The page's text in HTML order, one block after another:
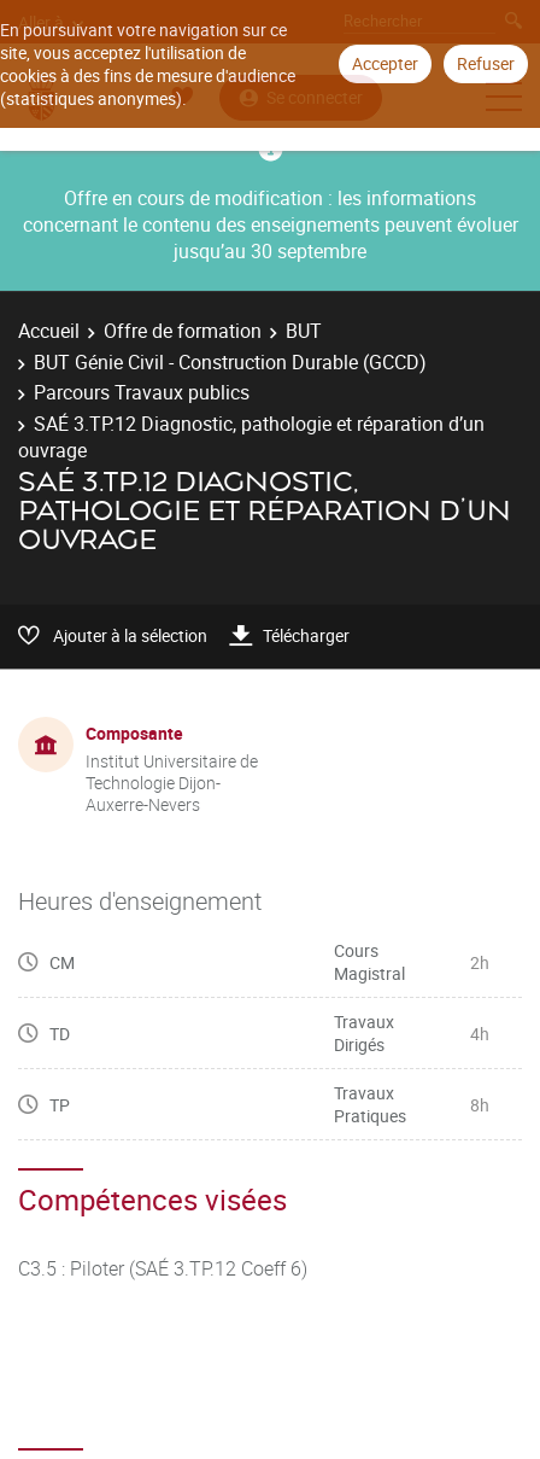
En poursuivant votre navigation sur ce
site, vous acceptez l'utilisation de
cookies à des fins de mesure d'audience
(statistiques anonymes).
Accepter Refuser
Aller à
Se connecter
Offre en cours de modification : les informations
concernant le contenu des enseignements peuvent évoluer
jusqu’au 30 septembre
Accueil Offre de formation
BUT
BUT Génie Civil - Construction Durable (GCCD)
Parcours Travaux publics
SAÉ 3.TP.12 Diagnostic, pathologie et réparation d’un
ouvrage
SAÉ 3.TP.12 DIAGNOSTIC,
PATHOLOGIE ET RÉPARATION D’UN
OUVRAGE
Ajouter à la sélection Télécharger
Composante
Institut Universitaire de
Technologie Dijon-
Auxerre-Nevers
Heures d'enseignement
CM
Cours
Magistral
2h
TD
Travaux
Dirigés
4h
TP
Travaux
Pratiques
8h
Compétences visées
C3.5 : Piloter (SAÉ 3.TP.12 Coeff 6)